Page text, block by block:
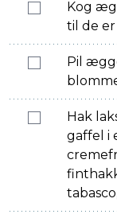
Kog
til de
Pil
Hak
gaffel i